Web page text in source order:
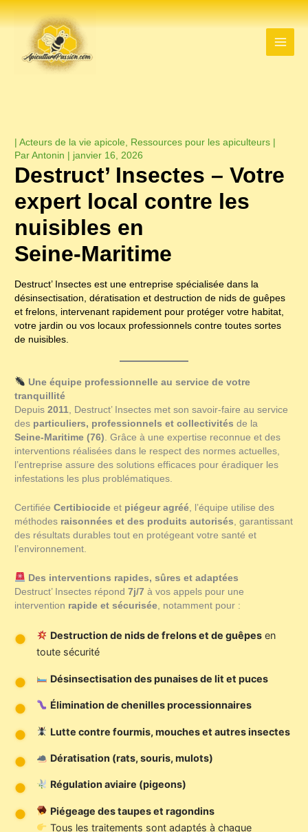
Aller
au
contenu
|Acteurs de la vie apicole Ressources pour les apiculteurs
ParAntonin janvier 16, 2026
Destruct’ Insectes – Votre
expert local contre les
nuisibles en
Seine‑Maritime
Destruct’ Insectes est une entreprise spécialisée dans la
désinsectisation, dératisation et destruction de nids de guêpes
et frelons, intervenant rapidement pour protéger votre habitat,
votre jardin ou vos locaux professionnels contre toutes sortes
de nuisibles.
Une équipe professionnelle au service de votre
tranquillité
Depuis2011 , Destruct’ Insectes met son savoir‑faire au service
des particuliers, professionnels et collectivités de la
Seine‑Maritime (76) . Grâce à une expertise reconnue et des
interventions réalisées dans le respect des normes actuelles,
l’entreprise assure des solutions efficaces pour éradiquer les
infestations les plus problématiques.
CertifiéeCertibiocide et piégeur agréé , l’équipe utilise des
méthodes raisonnées et des produits autorisés , garantissant
des résultats durables tout en protégeant votre santé et
l’environnement.
Des interventions rapides, sûres et adaptées
Destruct’ Insectes répond7j/7 à vos appels pour une
intervention rapide et sécurisée , notamment pour :
Destruction de nids de frelons et de guêpes en
toute sécurité
Désinsectisation des punaises de lit et puces
Élimination de chenilles processionnaires
Lutte contre fourmis, mouches et autres insectes
Dératisation (rats, souris, mulots)
Régulation aviaire (pigeons)
Piégeage des taupes et ragondins
Tous les traitements sont adaptés à chaque